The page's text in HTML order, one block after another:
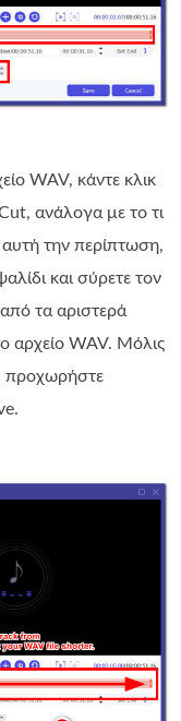
WAV, κάντε κλικ
ανάλογα με το τι
την περίπτωση,
και σύρετε τον
τα αριστερά
αρχείο WAV. Μόλις
προχωρήστε